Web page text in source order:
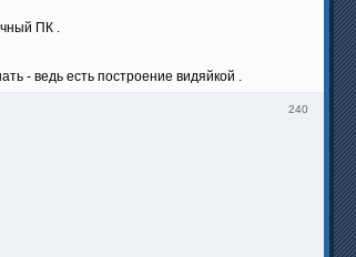
ПК .
- ведь есть построение видяйкой .
240